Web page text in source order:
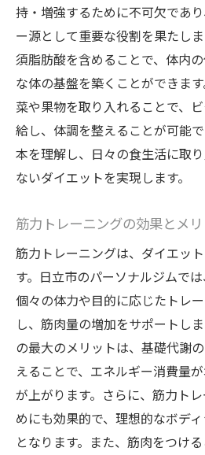
持・増強するために不可欠であ
ー源として重要な役割を果たし
須脂肪酸を含めることで、体内
な体の基盤を築くことができま
菜や果物を取り入れることで、
給し、体調を整えることが可能
本を理解し、日々の食生活に取
ないダイエットを実現します。
筋力トレーニングの効果とメ
筋力トレーニングは、ダイエッ
す。日立市のパーソナルジムで
個々の体力や目的に応じたトレ
し、筋肉量の増加をサポートし
の最大のメリットは、基礎代謝
えることで、エネルギー消費量
が上がります。さらに、筋力ト
めにも効果的で、理想的なボデ
となります。また、筋肉をつけ